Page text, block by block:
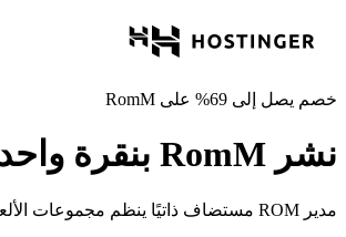
خصم يصل إلى 69% على RomM
نشر RomM بنقرة واحدة.
مدير ROM مستضاف ذاتيًا ينظم مجموعات الألعاب القديمة مع البيانات الوصفية وصور الغلاف وطريقة اللعب القائمة على المتصفح.